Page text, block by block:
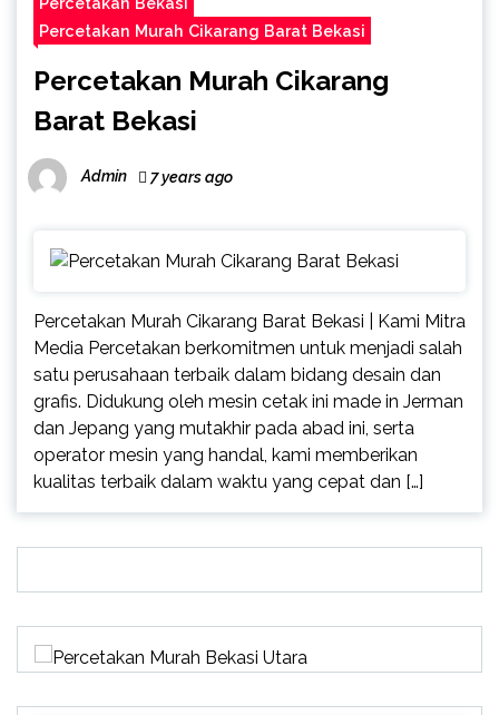
Percetakan Murah Cikarang Barat Bekasi
Percetakan Murah Cikarang
Barat Bekasi
Admin 7 years ago
Percetakan Murah Cikarang Barat Bekasi | Kami Mitra
Media Percetakan berkomitmen untuk menjadi salah
satu perusahaan terbaik dalam bidang desain dan
grafis. Didukung oleh mesin cetak ini made in Jerman
dan Jepang yang mutakhir pada abad ini, serta
operator mesin yang handal, kami memberikan
kualitas terbaik dalam waktu yang cepat dan […]